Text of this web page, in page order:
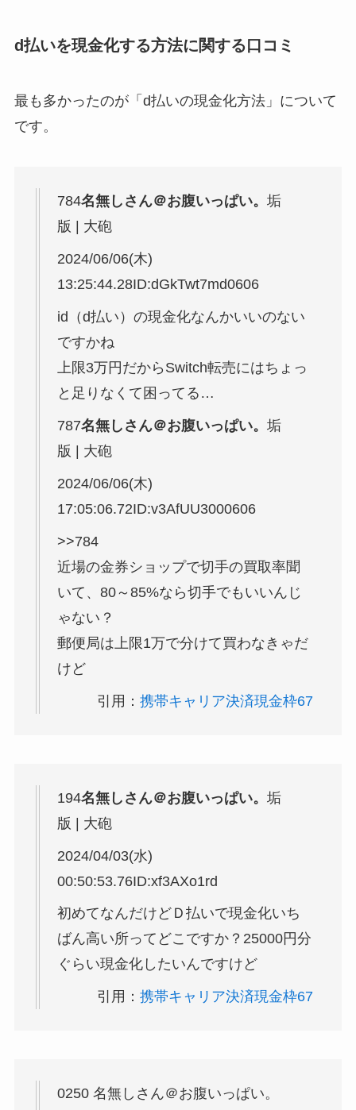
d払いを現金化する方法に関する口コミ
最も多かったのが「d払いの現金化方法」について
です。
784名無しさん＠お腹いっぱい。 垢
版 | 大砲
2024/06/06(木)
13:25:44.28ID:dGkTwt7md0606
id（d払い）の現金化なんかいいのない
ですかね
上限3万円だからSwitch転売にはちょっ
と足りなくて困ってる…
787名無しさん＠お腹いっぱい。 垢
版 | 大砲
2024/06/06(木)
17:05:06.72ID:v3AfUU3000606
>>784
近場の金券ショップで切手の買取率聞
いて、80～85%なら切手でもいいんじ
ゃない？
郵便局は上限1万で分けて買わなきゃだ
けど
引用：携帯キャリア決済現金枠67
194名無しさん＠お腹いっぱい。 垢
版 | 大砲
2024/04/03(水)
00:50:53.76ID:xf3AXo1rd
初めてなんだけどＤ払いで現金化いち
ばん高い所ってどこですか？25000円分
ぐらい現金化したいんですけど
引用：携帯キャリア決済現金枠67
0250 名無しさん＠お腹いっぱい。